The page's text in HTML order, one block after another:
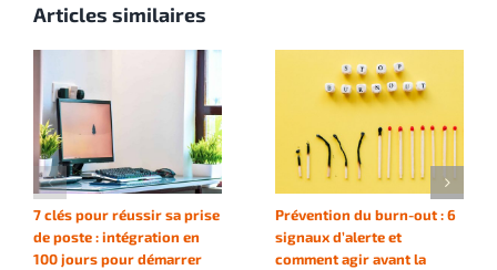
Articles similaires
7 clés pour réussir sa prise
de poste : intégration en
100 jours pour démarrer
Prévention du burn-out : 6
signaux d’alerte et
comment agir avant la